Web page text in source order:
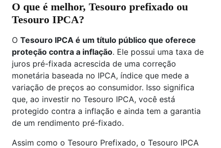
O que é melhor, Tesouro prefixado ou
Tesouro IPCA?
O Tesouro IPCA é um título público que oferece
proteção contra a inflação. Ele possui uma taxa de
juros pré-fixada acrescida de uma correção
monetária baseada no IPCA, índice que mede a
variação de preços ao consumidor. Isso significa
que, ao investir no Tesouro IPCA, você está
protegido contra a inflação e ainda tem a garantia
de um rendimento pré-fixado.
Assim como o Tesouro Prefixado, o Tesouro IPCA